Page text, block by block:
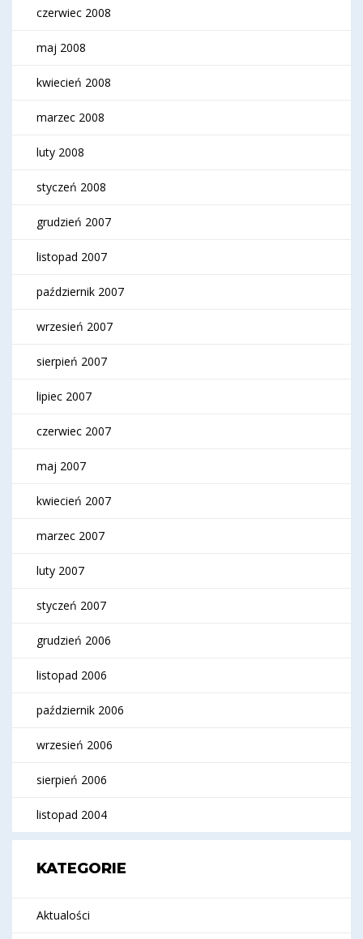
czerwiec 2008
maj 2008
kwiecień 2008
marzec 2008
luty 2008
styczeń 2008
grudzień 2007
listopad 2007
październik 2007
wrzesień 2007
sierpień 2007
lipiec 2007
czerwiec 2007
maj 2007
kwiecień 2007
marzec 2007
luty 2007
styczeń 2007
grudzień 2006
listopad 2006
październik 2006
wrzesień 2006
sierpień 2006
listopad 2004
KATEGORIE
Aktualości